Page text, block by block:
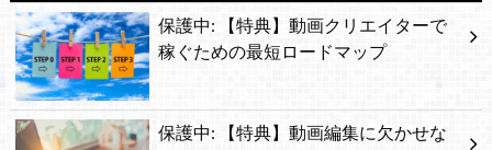
保護中: 【特典】動画クリエイターで
稼ぐための最短ロードマップ
保護中: 【特典】動画編集に欠かせな